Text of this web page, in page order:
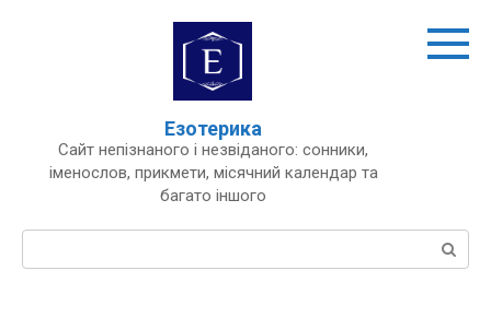
Езотерика
Сайт непізнаного і незвіданого: сонники,
іменослов, прикмети, місячний календар та
багато іншого
Пошук: